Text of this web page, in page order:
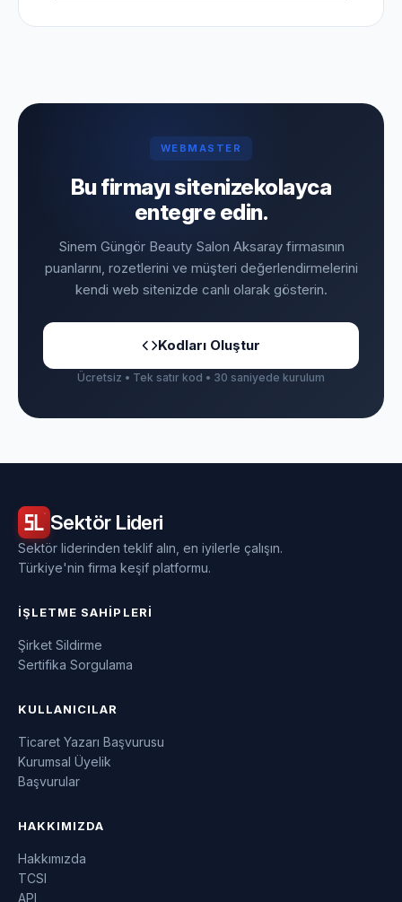
WEBMASTER
Bu firmayı sitenizekolayca
entegre edin.
Sinem Güngör Beauty Salon Aksaray firmasının
puanlarını, rozetlerini ve müşteri değerlendirmelerini
kendi web sitenizde canlı olarak gösterin.
Kodları Oluştur
Ücretsiz • Tek satır kod • 30 saniyede kurulum
Sektör Lideri
Sektör liderinden teklif alın, en iyilerle çalışın.
Türkiye'nin firma keşif platformu.
İŞLETME SAHIPLERI
Şirket Sildirme
Sertifika Sorgulama
KULLANICILAR
Ticaret Yazarı Başvurusu
Kurumsal Üyelik
Başvurular
HAKKIMIZDA
Hakkımızda
TCSI
API